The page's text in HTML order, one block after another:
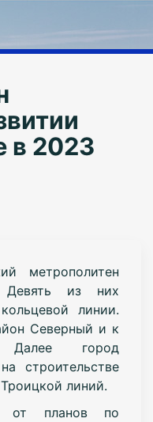
в 2023
метрополитен
Девять из них
линии.
Северный и к
Далее город
строительстве
линий.
от планов по